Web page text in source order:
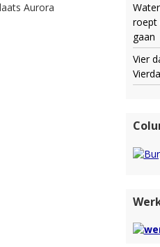
Aurora
roept
gaan
Vier